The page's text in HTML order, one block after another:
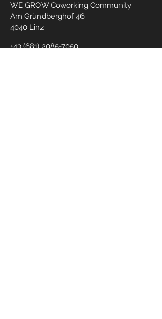
WE GROW Coworking Community
Am Gründberghof 46
4040 Linz
+43 (681) 2085-7050